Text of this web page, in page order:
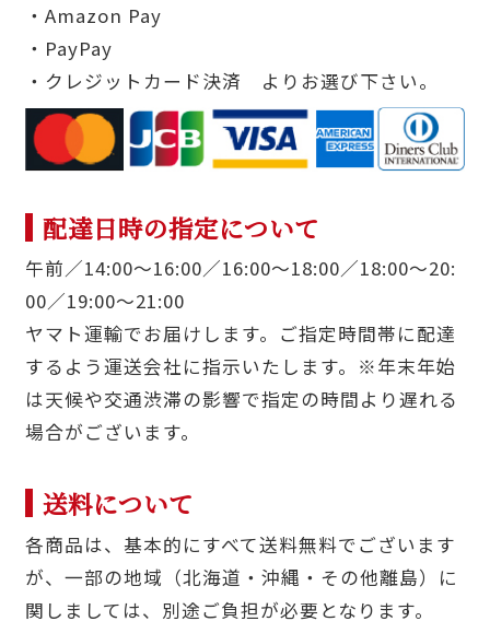
・Amazon Pay
・PayPay
・クレジットカード決済 よりお選び下さい。
配達日時の指定について
午前／14:00〜16:00／16:00〜18:00／18:00〜20:
00／19:00〜21:00
ヤマト運輸でお届けします。ご指定時間帯に配達
するよう運送会社に指示いたします。※年末年始
は天候や交通渋滞の影響で指定の時間より遅れる
場合がございます。
送料について
各商品は、基本的にすべて送料無料でございます
が、一部の地域（北海道・沖縄・その他離島）に
関しましては、別途ご負担が必要となります。